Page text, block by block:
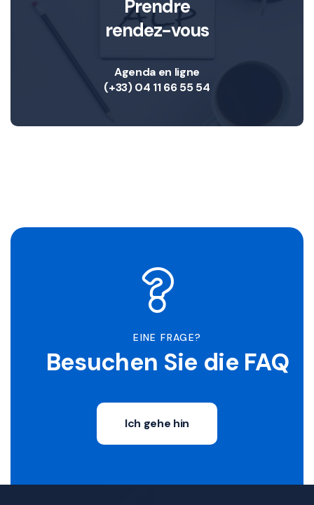
Prendre
rendez-vous
Agenda en ligne
(+33) 04 11 66 55 54
EINE FRAGE?
Besuchen Sie die FAQ
Ich gehe hin